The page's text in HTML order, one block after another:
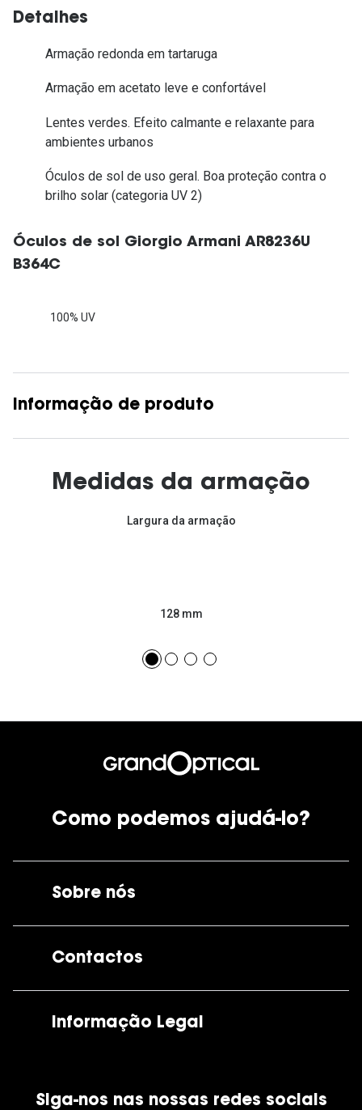
Detalhes
Armação redonda em tartaruga
Armação em acetato leve e confortável
Lentes verdes. Efeito calmante e relaxante para
ambientes urbanos
Óculos de sol de uso geral. Boa proteção contra o
brilho solar (categoria UV 2)
Óculos de sol Giorgio Armani AR8236U
B364C
100% UV
Informação de produto
Medidas da armação
Largura da armação
128 mm
Como podemos ajudá-lo?
Sobre nós
Contactos
Informação Legal
Política de Cookies
Siga-nos nas nossas redes sociais